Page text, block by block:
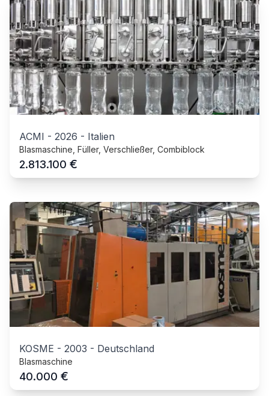
ACMI - 2026 - Italien
Blasmaschine, Füller, Verschließer, Combiblock
2.813.100 €
KOSME - 2003 - Deutschland
Blasmaschine
40.000 €